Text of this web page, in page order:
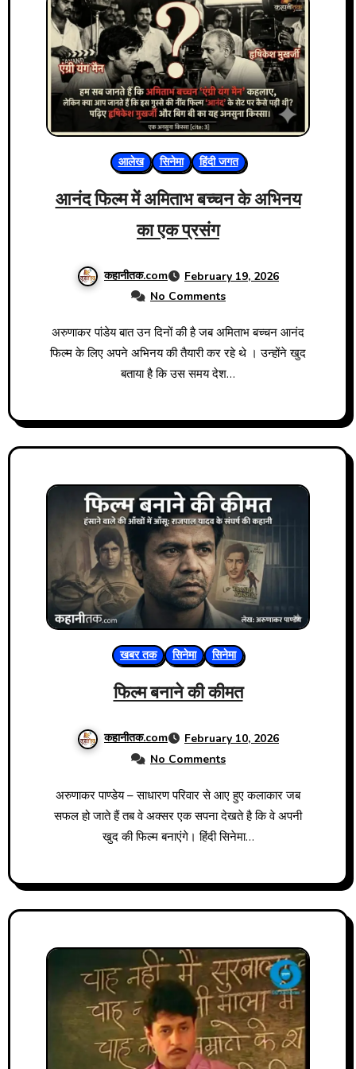
आलेख सिनेमा हिंदी जगत
आनंद फिल्म में अमिताभ बच्चन के अभिनय
का एक प्रसंग
कहानीतक.com
February 19, 2026
No Comments
अरुणाकर पांडेय बात उन दिनों की है जब अमिताभ बच्चन आनंद
फिल्म के लिए अपने अभिनय की तैयारी कर रहे थे । उन्होंने खुद
बताया है कि उस समय देश…
खबर तक सिनेमा सिनेमा
फिल्म बनाने की कीमत
कहानीतक.com
February 10, 2026
No Comments
अरुणाकर पाण्डेय – साधारण परिवार से आए हुए कलाकार जब
सफल हो जाते हैं तब वे अक्सर एक सपना देखते है कि वे अपनी
खुद की फिल्म बनाएंगे। हिंदी सिनेमा…